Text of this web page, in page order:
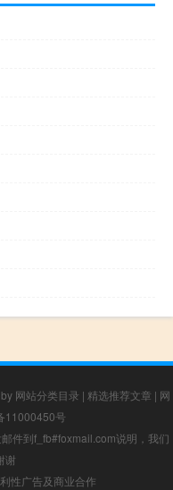
网站分类目录 | 精选推荐文章 | 网
11000450号
件到f_fb#foxmail.com说明，我们
谢
性广告及商业合作